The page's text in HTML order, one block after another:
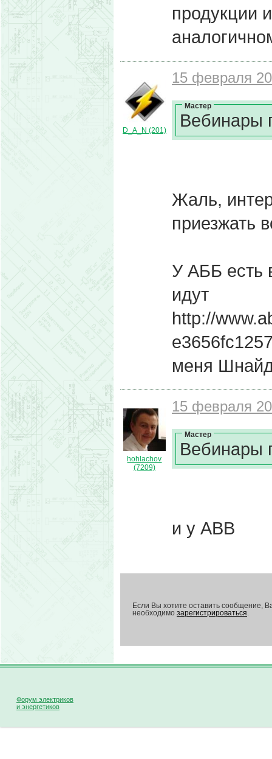
продукции
D_A_N (201)
15 февраля
Мастер
Вебинары
Жаль,
приезжать
У АББ есть
идут
http://
меня
hohlachov
(7209)
15 февраля
Мастер
Вебинары
и у АВВ
Если Вы хотите оставить сообщение,
необходимо зарегистрироваться.
Форум электриков
и энергетиков